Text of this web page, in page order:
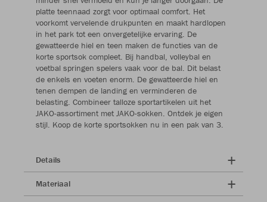
platte teennaad zorgt voor optimaal comfort. Het
voorkomt vervelende drukpunten en maakt hardlopen
in het park tot een onvergetelijke ervaring. De
gewatteerde hiel en teen maken de functies van de
korte sportsok compleet. Bij handbal, volleybal en
voetbal springen spelers vaak voor de bal. Dit belast
de enkels en voeten enorm. De gewatteerde hiel en
tenen dempen de landing en verminderen de
belasting. Combineer talloze sportartikelen uit het
JAKO-assortiment met JAKO-sokken. Ontdek je eigen
stijl. Koop de korte sportsokken nu in een pak van 3.
Details
Materiaal